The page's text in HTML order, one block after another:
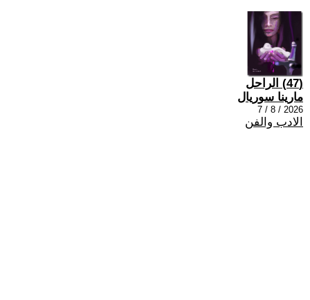
(47) الراحل
مارينا سوريال
2026 / 8 / 7
الادب والفن